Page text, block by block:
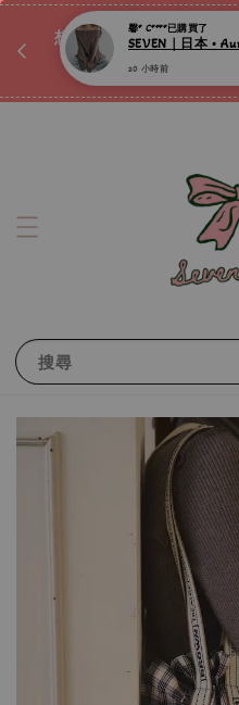
想訂製屬於自己的『水
搜尋